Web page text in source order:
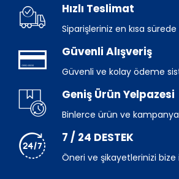
Hızlı Teslimat
Siparişleriniz en kısa sürede
Güvenli Alışveriş
Güvenli ve kolay ödeme
Geniş Ürün Yelpazesi
Binlerce ürün ve
7 / 24 DESTEK
Öneri ve şikayetlerinizi bize